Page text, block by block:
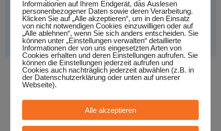
DenManTau
Stil:- Rock/Indie/Blues, Land: - Deutschland
MEHR INFO
Informationen auf Ihrem Endgerät, das Auslesen
personenbezogener Daten sowie deren Verarbeitung.
Klicken Sie auf „Alle akzeptieren“, um in den Einsatz
von nicht notwendigen Cookies einzuwilligen oder auf
„Alle ablehnen“, wenn Sie sich anders entscheiden. Sie
können unter „Einstellungen verwalten“ detaillierte
Informationen der von uns eingesetzten Arten von
Cookies erhalten und deren Einstellungen aufrufen. Sie
können die Einstellungen jederzeit aufrufen und
Cookies auch nachträglich jederzeit abwählen (z.B. in
der Datenschutzerklärung oder unten auf unserer
Webseite).
Alle akzeptieren